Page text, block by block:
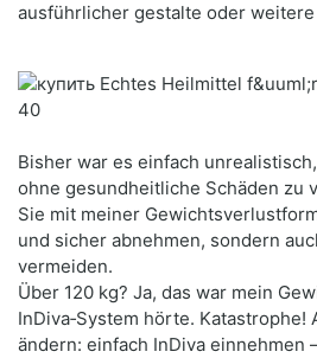
ausführlicher gestalte oder
Bisher war es einfach
ohne gesundheitliche Schäden zu
Sie mit meiner
und sicher abnehmen, sondern
vermeiden.
Über 120 kg? Ja, das war mein
InDiva‑System hörte. Katastrophe!
ändern: einfach InDiva einnehmen